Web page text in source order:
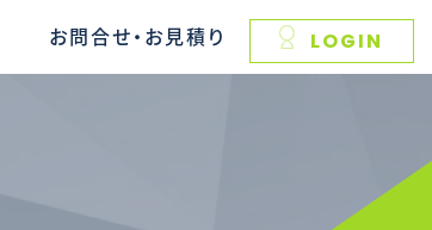
お問合せ・お見積り LOGIN